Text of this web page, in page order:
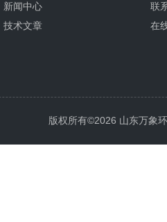
新闻中心
技术文章
联
在
版权所有©2026 山东万象